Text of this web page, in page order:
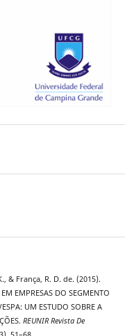
& França, R. D. de. (2015).
EMPRESAS DO SEGMENTO
UM ESTUDO SOBRE A
REUNIR Revista De